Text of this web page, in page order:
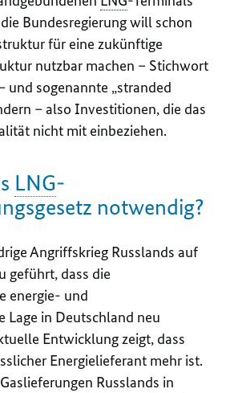
Bundesregierung will schon
für eine zukünftige
nutzbar machen – Stichwort
und sogenannte „stranded
– also Investitionen, die das
nicht mit einbeziehen.
LNG-
notwendig?
Angriffskrieg Russlands auf
geführt, dass die
energie- und
Lage in Deutschland neu
Entwicklung zeigt, dass
Energielieferant mehr ist.
Russlands in